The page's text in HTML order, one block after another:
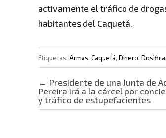
activamente el tráfico de
habitantes del Caquetá.
Etiquetas: Armas, Caquetá, Dinero,
Post navigation
← Presidente de una Junta de
Pereira irá a la cárcel por
y tráfico de estupefacientes